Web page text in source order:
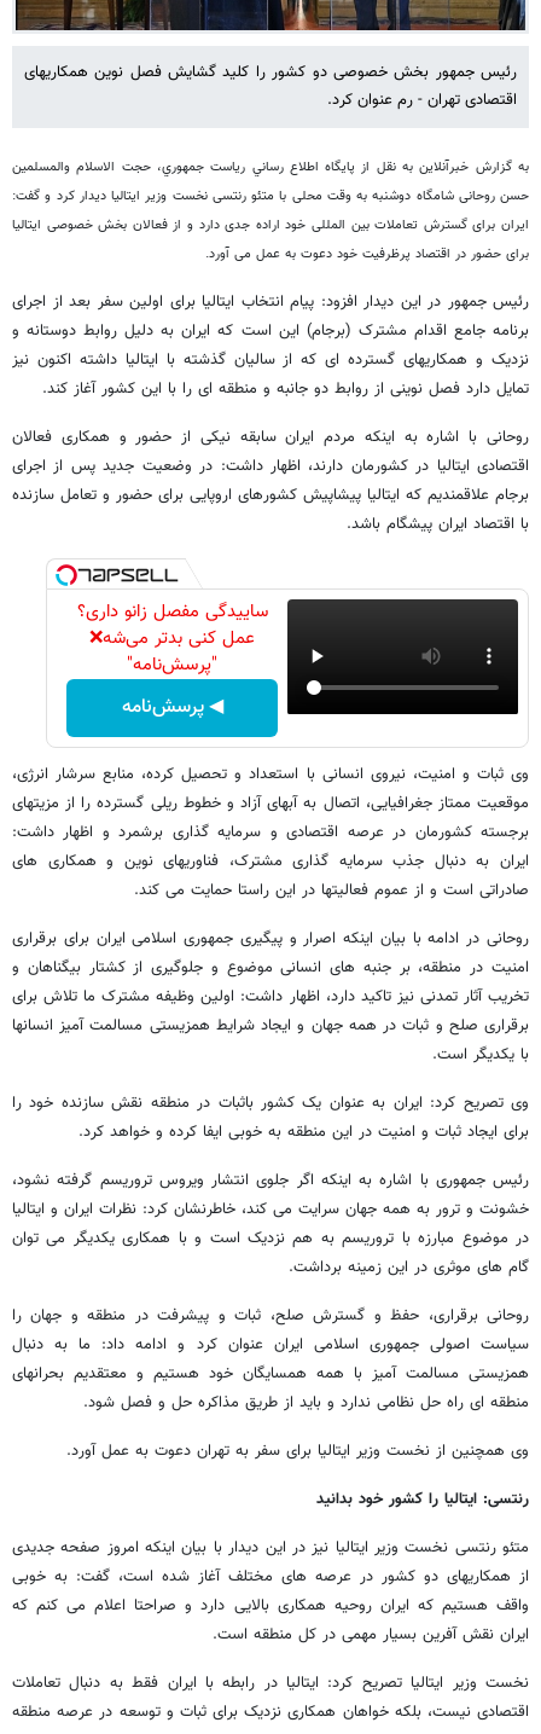
رئیس جمهور بخش خصوصی دو کشور را کلید گشایش فصل نوین همکاریهای
اقتصادی تهران - رم عنوان کرد.
به گزارش خبرآنلاين به نقل از پايگاه اطلاع رساني رياست جمهوري، حجت الاسلام والمسلمین
حسن روحانی شامگاه دوشنبه به وقت محلی با متئو رنتسی نخست وزیر ایتالیا دیدار کرد و گفت:
ایران برای گسترش تعاملات بین المللی خود اراده جدی دارد و از فعالان بخش خصوصی ایتالیا
برای حضور در اقتصاد پرظرفیت خود دعوت به عمل می آورد.
رئیس جمهور در این دیدار افزود: پیام انتخاب ایتالیا برای اولین سفر بعد از اجرای
برنامه جامع اقدام مشترک (برجام) این است که ایران به دلیل روابط دوستانه و
نزدیک و همکاریهای گسترده ای که از سالیان گذشته با ایتالیا داشته اکنون نیز
تمایل دارد فصل نوینی از روابط دو جانبه و منطقه ای را با این کشور آغاز کند.
روحانی با اشاره به اینکه مردم ایران سابقه نیکی از حضور و همکاری فعالان
اقتصادی ایتالیا در کشورمان دارند، اظهار داشت: در وضعیت جدید پس از اجرای
برجام علاقمندیم که ایتالیا پیشاپیش کشورهای اروپایی برای حضور و تعامل سازنده
با اقتصاد ایران پیشگام باشد.
ساییدگی مفصل زانو داری؟
عمل کنی بدتر می‌شه❌
"پرسش‌نامه"
◀ پرسش‌نامه
وی ثبات و امنیت، نیروی انسانی با استعداد و تحصیل کرده، منابع سرشار انرژی،
موقعیت ممتاز جغرافیایی، اتصال به آبهای آزاد و خطوط ریلی گسترده را از مزیتهای
برجسته کشورمان در عرصه اقتصادی و سرمایه گذاری برشمرد و اظهار داشت:
ایران به دنبال جذب سرمایه گذاری مشترک، فناوریهای نوین و همکاری های
صادراتی است و از عموم فعالیتها در این راستا حمایت می کند.
روحانی در ادامه با بیان اینکه اصرار و پیگیری جمهوری اسلامی ایران برای برقراری
امنیت در منطقه، بر جنبه های انسانی موضوع و جلوگیری از کشتار بیگناهان و
تخریب آثار تمدنی نیز تاکید دارد، اظهار داشت: اولین وظیفه مشترک ما تلاش برای
برقراری صلح و ثبات در همه جهان و ایجاد شرایط همزیستی مسالمت آمیز انسانها
با یکدیگر است.
وی تصریح کرد: ایران به عنوان یک کشور باثبات در منطقه نقش سازنده خود را
برای ایجاد ثبات و امنیت در این منطقه به خوبی ایفا کرده و خواهد کرد.
رئیس جمهوری با اشاره به اینکه اگر جلوی انتشار ویروس تروریسم گرفته نشود،
خشونت و ترور به همه جهان سرایت می کند، خاطرنشان کرد: نظرات ایران و ایتالیا
در موضوع مبارزه با تروریسم به هم نزدیک است و با همکاری یکدیگر می توان
گام های موثری در این زمینه برداشت.
روحانی برقراری، حفظ و گسترش صلح، ثبات و پیشرفت در منطقه و جهان را
سیاست اصولی جمهوری اسلامی ایران عنوان کرد و ادامه داد: ما به دنبال
همزیستی مسالمت آمیز با همه همسایگان خود هستیم و معتقدیم بحرانهای
منطقه ای راه حل نظامی ندارد و باید از طریق مذاکره حل و فصل شود.
وی همچنین از نخست وزیر ایتالیا برای سفر به تهران دعوت به عمل آورد.
رنتسی: ایتالیا را کشور خود بدانید
متئو رنتسی نخست وزیر ایتالیا نیز در این دیدار با بیان اینکه امروز صفحه جدیدی
از همکاریهای دو کشور در عرصه های مختلف آغاز شده است، گفت: به خوبی
واقف هستیم که ایران روحیه همکاری بالایی دارد و صراحتا اعلام می کنم که
ایران نقش آفرین بسیار مهمی در کل منطقه است.
نخست وزیر ایتالیا تصریح کرد: ایتالیا در رابطه با ایران فقط به دنبال تعاملات
اقتصادی نیست، بلکه خواهان همکاری نزدیک برای ثبات و توسعه در عرصه منطقه